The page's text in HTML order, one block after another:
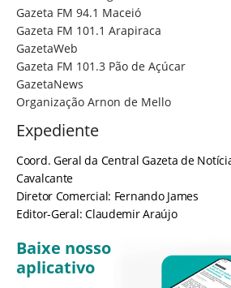
Gazeta FM 94.1 Maceió
Gazeta FM 101.1 Arapiraca
GazetaWeb
Gazeta FM 101.3 Pão de Açúcar
GazetaNews
Organização Arnon de Mello
Expediente
Coord. Geral da Central Gazeta de
Cavalcante
Diretor Comercial: Fernando James
Editor-Geral: Claudemir Araújo
Baixe nosso
aplicativo